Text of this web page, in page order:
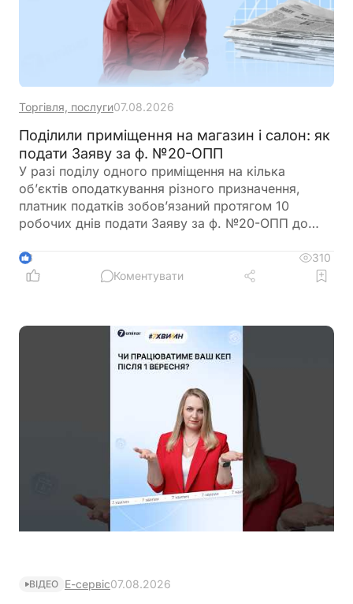
Торгівля, послуги07.08.2026
Поділили приміщення на магазин і салон: як
подати Заяву за ф. №20-ОПП
У разі поділу одного приміщення на кілька
об’єктів оподаткування різного призначення,
платник податків зобов’язаний протягом 10
робочих днів подати Заяву за ф. №20-ОПП до
інформацію про закриття попереднього об’єкта і
створення нових у різних рядках, кожному з яких
3
310
Коментувати
ВІДЕО Е-сервіс07.08.2026